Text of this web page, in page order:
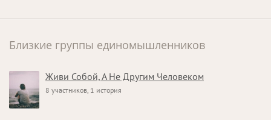
Близкие группы единомышленников
Живи Собой, А Не Другим Человеком
8 участников, 1 история